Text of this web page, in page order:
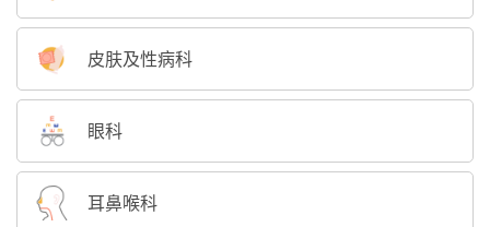
皮肤及性病科
眼科
耳鼻喉科